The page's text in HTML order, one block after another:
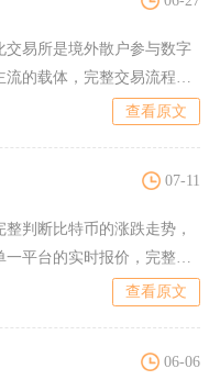
交易所是境外散户参与数字
的载体，完整交易流程从
查看原文
07-11
整判断比特币的涨跌走势，
一平台的实时报价，完整的
查看原文
06-06